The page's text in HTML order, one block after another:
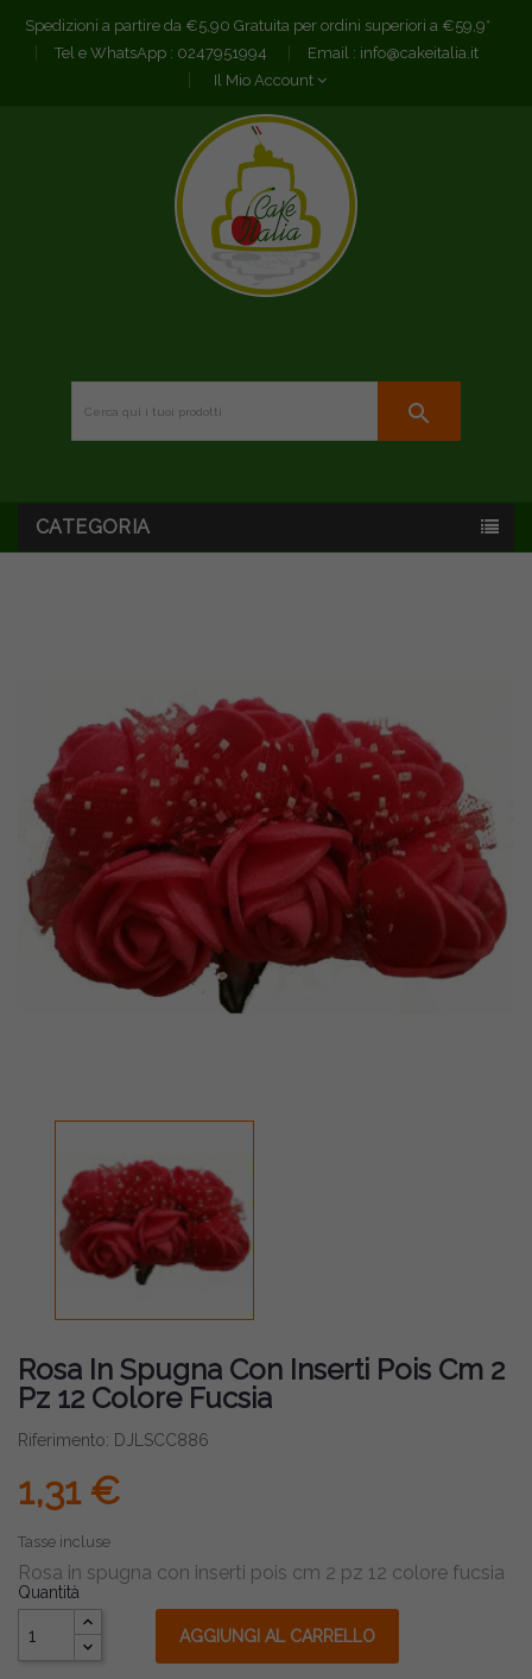
Spedizioni a partire da €5,90 Gratuita per ordini superiori a €59,9*
Tel e WhatsApp : 0247951994 Email : info@cakeitalia.it
Il Mio Account
search
CATEGORIA
Rosa In Spugna Con Inserti Pois Cm 2
Pz 12 Colore Fucsia
Riferimento: DJLSCC886
1,31 €
Tasse incluse
Rosa in spugna con inserti pois cm 2 pz 12 colore fucsia
Quantità
AGGIUNGI AL CARRELLO